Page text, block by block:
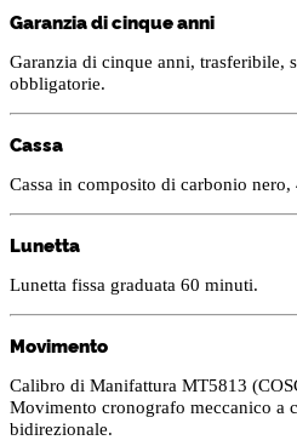
Garanzia di cinque anni
Garanzia di cinque anni, trasferibile,
obbligatorie.
Cassa
Cassa in composito di carbonio
Lunetta
Lunetta fissa graduata 60 minuti.
Movimento
Calibro di Manifattura MT5813
Movimento cronografo meccanico a
bidirezionale.